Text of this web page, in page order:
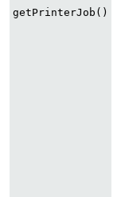
getPrinterJob()